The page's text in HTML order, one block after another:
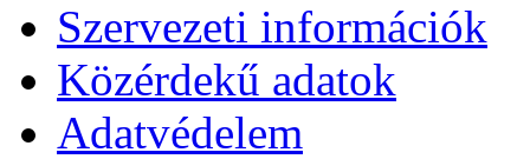
Szervezeti információk
Közérdekű adatok
Adatvédelem